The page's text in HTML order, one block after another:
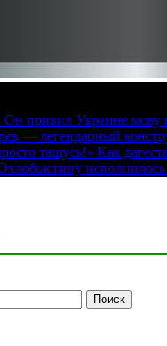
привил Украине мову
— легендарный
тащусь!» Как
исполнилось